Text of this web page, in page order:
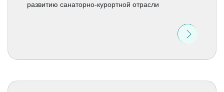
развитию санаторно-курортной отрасли